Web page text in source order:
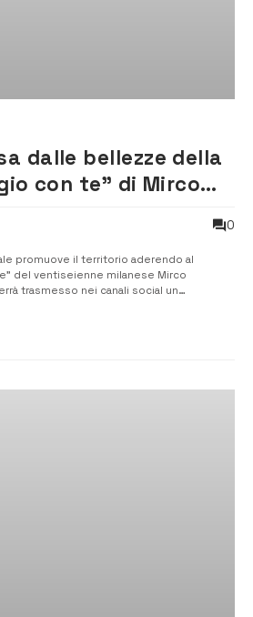
dalle bellezze della
con te” di Mirco
0
promuove il territorio aderendo al
del ventiseienne milanese Mirco
trasmesso nei canali social un
“I forti, Torre Avalos, l’Hangar, ...